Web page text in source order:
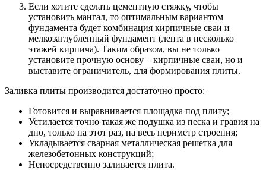
Если хотите сделать цементную стяжку, чтобы
установить мангал, то оптимальным вариантом
фундамента будет комбинация кирпичные сваи и
мелкозаглубленный фундамент (лента в несколько
этажей кирпича). Таким образом, вы не только
установите прочную основу – кирпичные сваи, но и
выставите ограничитель, для формирования плиты.
Заливка плиты производится достаточно просто:
Готовится и выравнивается площадка под плиту;
Устилается точно такая же подушка из песка и гравия на
дно, только на этот раз, на весь периметр строения;
Укладывается сварная металлическая решетка для
железобетонных конструкций;
Непосредственно заливается плита.